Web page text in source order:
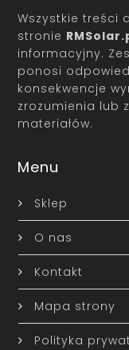
Wszystkie treści
stronie
informacyjny.
ponosi
konsekwencje
zrozumienia lub
materiałów.
Menu
Sklep
O nas
Kontakt
Mapa strony
Polityka